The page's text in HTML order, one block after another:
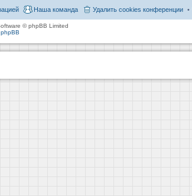
Удалить cookies конференции
Наша команда
© phpBB Limited